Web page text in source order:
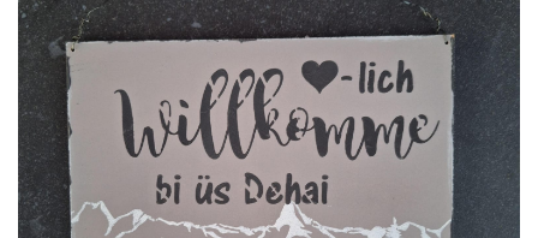
o
n